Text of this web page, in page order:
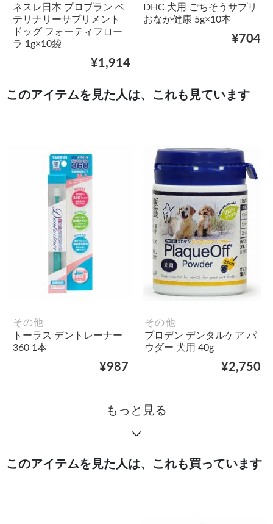
ネスレ日本 プロプラン ベ
テリナリーサプリメント
ドッグ フォーティフロー
ラ 1g×10袋
¥1,914
DHC 犬用 ごちそうサプリ
おなか健康 5g×10本
¥704
このアイテムを見た人は、これも見ています
その他
トーラス デントレーナー
360 1本
¥987
その他
プロデン デンタルケア パ
ウダー 犬用 40g
¥2,750
もっと見る
このアイテムを見た人は、これも買っています